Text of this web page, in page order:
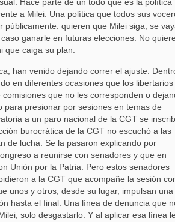
Hace parte de un todo que es la política
a Milei. Una política que todos sus
públicamente: quieren que Milei siga, se
ganarle en futuras elecciones. No
que caiga su plan.
han venido dejando correr el ajuste.
en diferentes ocasiones que los libertarios
que no les corresponden o
para presionar por sesiones en temas de
a un paro nacional de la CGT se
burocrática de la CGT no escuchó a las
de lucha. Se la pasaron explicando por
a reunirse con senadores y que en
Unión por la Patria. Pero estos senadores
a la CGT que acompañe la sesión
unos y otros, desde su lugar, impulsan una
hasta el final. Una línea de denuncia que
solo desgastarlo. Y al aplicar esa línea